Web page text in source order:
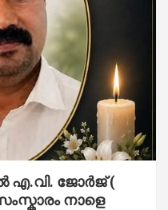
എ.​വി. ജോ​ർ​ജ് (
നാളെ